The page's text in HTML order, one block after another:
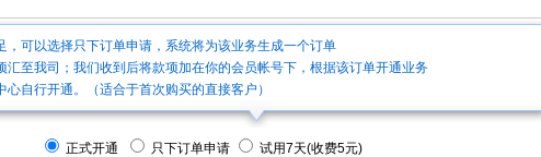
，可以选择只下订单申请，系统将为该业务生成一个订单
汇至我司；我们收到后将款项加在你的会员帐号下，根据该订单开通业务
自行开通。（适合于首次购买的直接客户）
正式开通 只下订单申请 试用7天(收费5元)